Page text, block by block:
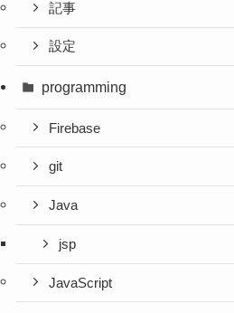
記事
設定
programming
Firebase
git
Java
jsp
JavaScript